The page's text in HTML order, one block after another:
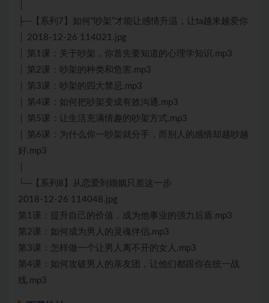
├─【系列7】如何“吵架”才能让感情升温，让ta越来越爱你
│ 2018-12-26 114021.jpg
│ 第1课：关于吵架，你首先要知道的心理学知识.mp3
│ 第2课：吵架的种类和危害.mp3
│ 第3课：吵架的四大禁忌.mp3
│ 第4课：如何把吵架变成有效沟通.mp3
│ 第5课：让生活充满情趣的吵架方式.mp3
│ 第6课：为什么你一吵架就分手，而别人的感情却越吵越
好.mp3
└─【系列8】从恋爱到婚姻只差这一步
2018-12-26 114048.jpg
第1课：提升自己的价值，成为他事业的强力后盾.mp3
第2课：如何成为男人的灵魂伴侣.mp3
第3课：怎样做一个让男人离不开的女人.mp3
第4课：如何攻破男人的亲友团，让他们都跟你在统一战
线.mp3